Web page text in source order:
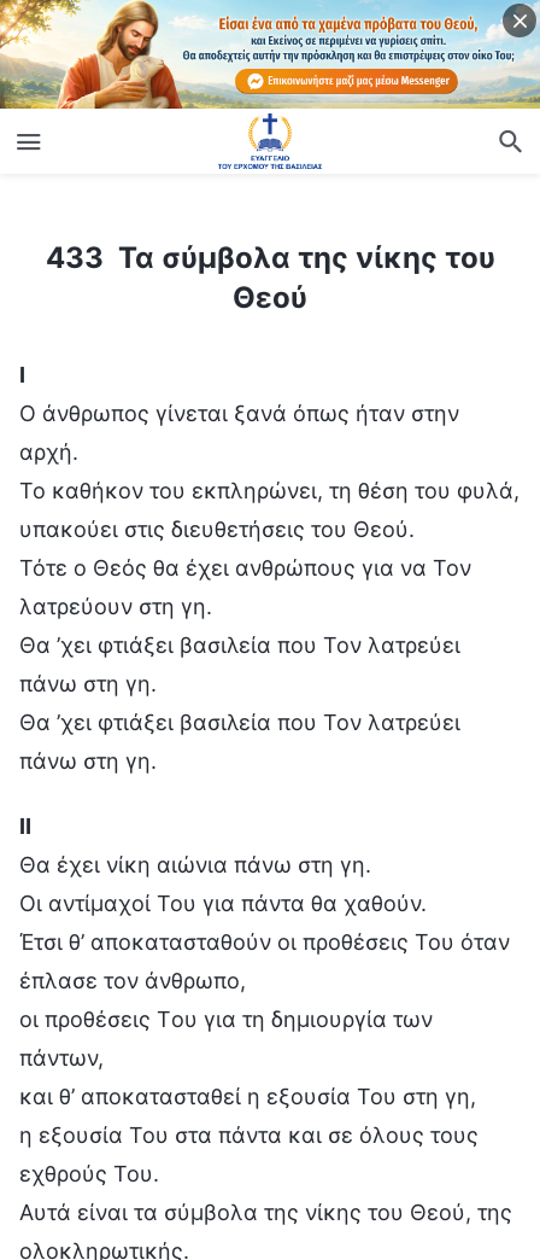
433 Τα σύμβολα της νίκης του Θεού
433 Τα σύμβολα της νίκης του
Θεού
Ⅰ
Ο άνθρωπος γίνεται ξανά όπως ήταν στην
αρχή.
Το καθήκον του εκπληρώνει, τη θέση του φυλά,
υπακούει στις διευθετήσεις του Θεού.
Τότε ο Θεός θα έχει ανθρώπους για να Τον
λατρεύουν στη γη.
Θα ’χει φτιάξει βασιλεία που Τον λατρεύει
πάνω στη γη.
Θα ’χει φτιάξει βασιλεία που Τον λατρεύει
πάνω στη γη.
Ⅱ
Θα έχει νίκη αιώνια πάνω στη γη.
Οι αντίμαχοί Του για πάντα θα χαθούν.
Έτσι θ’ αποκατασταθούν οι προθέσεις Του όταν
έπλασε τον άνθρωπο,
οι προθέσεις Tου για τη δημιουργία των
πάντων,
και θ’ αποκατασταθεί η εξουσία Του στη γη,
η εξουσία Του στα πάντα και σε όλους τους
εχθρούς Του.
Αυτά είναι τα σύμβολα της νίκης του Θεού, της
ολοκληρωτικής.